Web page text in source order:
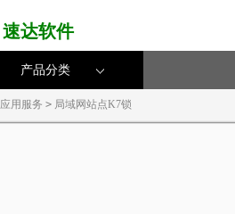
速达软件
产品分类
应用服务 > 局域网站点K7锁